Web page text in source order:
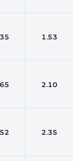
1.53
2.10
2.35